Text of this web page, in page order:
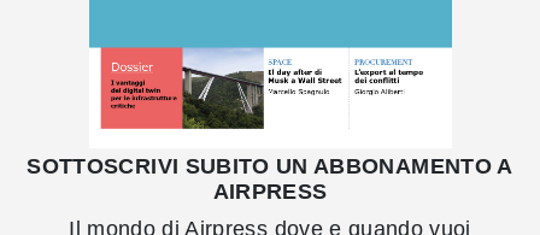
SOTTOSCRIVI SUBITO UN ABBONAMENTO A
AIRPRESS
Il mondo di Airpress dove e quando vuoi